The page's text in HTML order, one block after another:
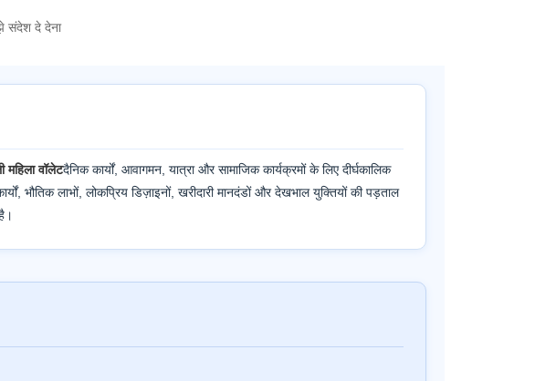
संदेश दे देना
महिला वॉलेटदैनिक कार्यों, आवागमन, यात्रा और सामाजिक कार्यक्रमों के लिए दीर्घकालिक
भौतिक लाभों, लोकप्रिय डिज़ाइनों, खरीदारी मानदंडों और देखभाल युक्तियों की पड़ताल